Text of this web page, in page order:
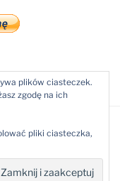
plików ciasteczek.
zgodę na ich
pliki ciasteczka,